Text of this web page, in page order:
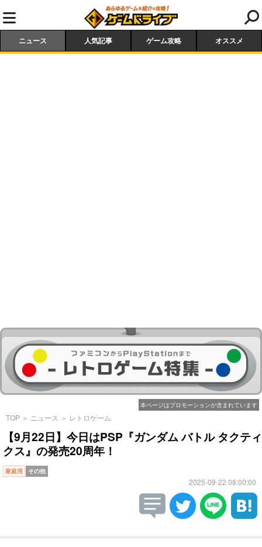
ニュース 人気記事 ゲーム攻略 オススメ
本ページはプロモーションが含まれています
TOP ＞ ニュース ＞ レトロゲーム
【9月22日】今日はPSP『ガンダム バトル タクティ
クス』の発売20周年！
家庭用 その他
2025-09-22 08:00:00